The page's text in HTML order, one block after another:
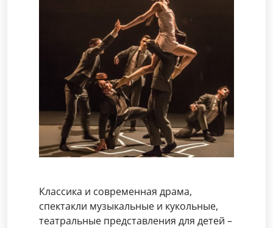
Классика и современная драма,
спектакли музыкальные и кукольные,
театральные представления для детей –